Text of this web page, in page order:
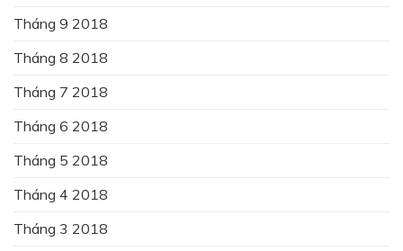
Tháng 9 2018
Tháng 8 2018
Tháng 7 2018
Tháng 6 2018
Tháng 5 2018
Tháng 4 2018
Tháng 3 2018